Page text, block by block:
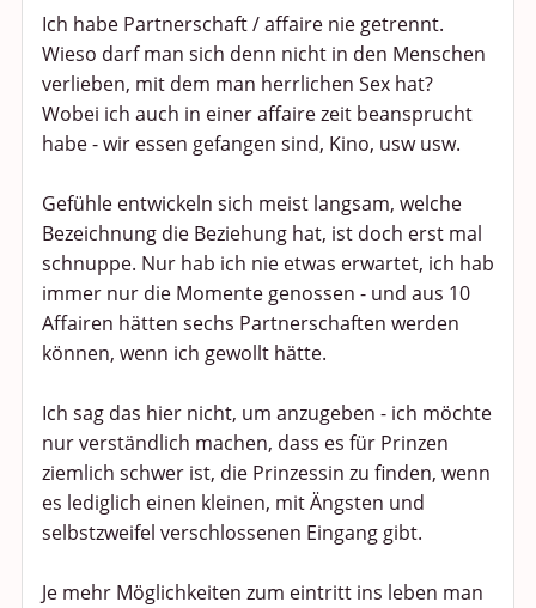
Ich habe Partnerschaft / affaire nie getrennt.
Wieso darf man sich denn nicht in den Menschen
verlieben, mit dem man herrlichen Sex hat?
Wobei ich auch in einer affaire zeit beansprucht
habe - wir essen gefangen sind, Kino, usw usw.
Gefühle entwickeln sich meist langsam, welche
Bezeichnung die Beziehung hat, ist doch erst mal
schnuppe. Nur hab ich nie etwas erwartet, ich hab
immer nur die Momente genossen - und aus 10
Affairen hätten sechs Partnerschaften werden
können, wenn ich gewollt hätte.
Ich sag das hier nicht, um anzugeben - ich möchte
nur verständlich machen, dass es für Prinzen
ziemlich schwer ist, die Prinzessin zu finden, wenn
es lediglich einen kleinen, mit Ängsten und
selbstzweifel verschlossenen Eingang gibt.
Je mehr Möglichkeiten zum eintritt ins leben man